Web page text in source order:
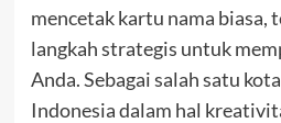
mencetak kartu nama biasa,
langkah strategis untuk
Anda. Sebagai salah satu
Indonesia dalam hal